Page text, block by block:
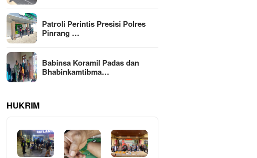
Patroli Perintis Presisi Polres
Pinrang …
Babinsa Koramil Padas dan
Bhabinkamtibma…
HUKRIM